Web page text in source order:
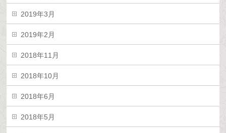
2019年3月
2019年2月
2018年11月
2018年10月
2018年6月
2018年5月